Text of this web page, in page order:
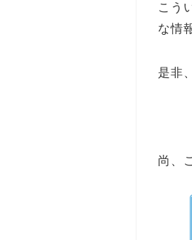
こう
な情
是非
尚、